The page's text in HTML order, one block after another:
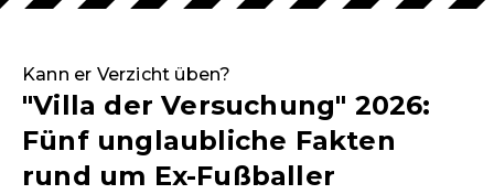
Kann er Verzicht üben?
"Villa der Versuchung" 2026:
Fünf unglaubliche Fakten
rund um Ex-Fußballer